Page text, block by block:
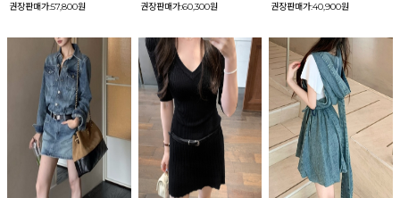
권장판매가:57,800원 권장판매가:60,300원 권장판매가:40,900원